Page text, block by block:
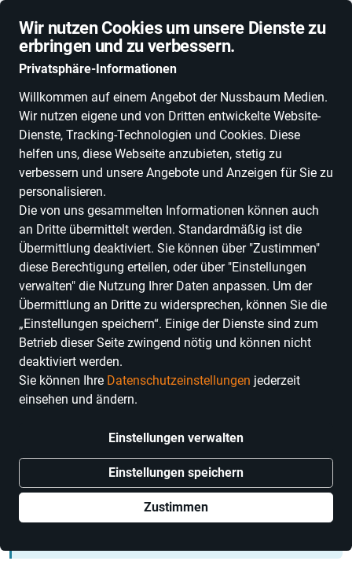
Wir nutzen Cookies um unsere Dienste zu
erbringen und zu verbessern.
Privatsphäre-Informationen
Willkommen auf einem Angebot der Nussbaum Medien.
Wir nutzen eigene und von Dritten entwickelte Website-
Dienste, Tracking-Technologien und Cookies. Diese
helfen uns, diese Webseite anzubieten, stetig zu
verbessern und unsere Angebote und Anzeigen für Sie zu
personalisieren.
Die von uns gesammelten Informationen können auch
an Dritte übermittelt werden. Standardmäßig ist die
Übermittlung deaktiviert. Sie können über "Zustimmen"
diese Berechtigung erteilen, oder über "Einstellungen
verwalten" die Nutzung Ihrer Daten anpassen. Um der
Übermittlung an Dritte zu widersprechen, können Sie die
„Einstellungen speichern“. Einige der Dienste sind zum
Betrieb dieser Seite zwingend nötig und können nicht
deaktiviert werden.
Sie können Ihre Datenschutzeinstellungen jederzeit
einsehen und ändern.
Einstellungen verwalten
Einstellungen speichern
Zustimmen
ALLE KATEGORIEN NEUHEITEN DEALS ESSEN, TRINKEN &
Picasso: Bild "Mutter mit Kind" MR
Preis
620,00 € inkl. MwSt., VersandGRATIS